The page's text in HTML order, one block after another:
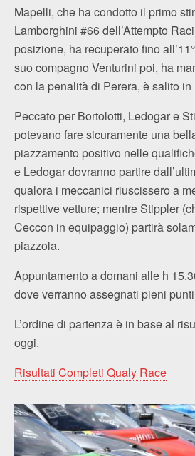
Mapelli, che ha condotto il primo
Lamborghini #66 dell’Attempto
posizione, ha recuperato fino
suo compagno Venturini poi, ha
con la penalità di Perera, è salito in
Peccato per Bortolotti, Ledogar e
potevano fare sicuramente una
piazzamento positivo nelle
e Ledogar dovranno partire
qualora i meccanici riuscissero a
rispettive vetture; mentre Stippler
Ceccon in equipaggio) partirà
piazzola.
Appuntamento a domani alle h
dove verranno assegnati pieni
L’ordine di partenza è in base al
oggi.
Risultati Completi Qualy Race